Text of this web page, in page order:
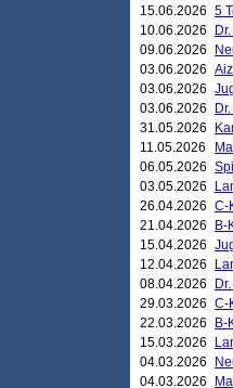
15.06.2026 5
10.06.2026
09.06.2026
03.06.2026
03.06.2026
03.06.2026
31.05.2026
11.05.2026
06.05.2026
03.05.2026
26.04.2026 C-
21.04.2026
B-
15.04.2026
12.04.2026
08.04.2026
29.03.2026 C-
22.03.2026
B-
15.03.2026
04.03.2026
04.03.2026